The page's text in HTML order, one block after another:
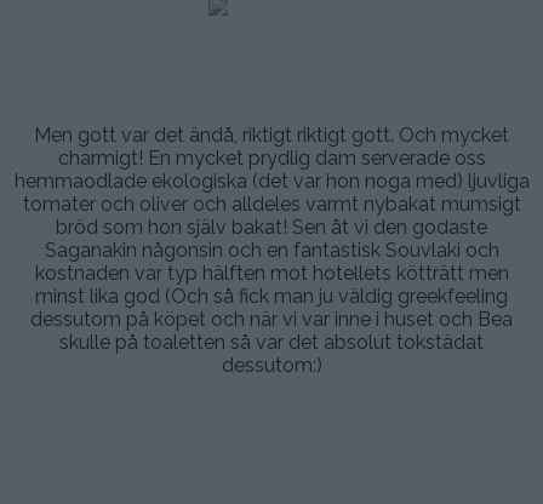
Men gott var det ändå, riktigt riktigt gott. Och mycket
charmigt! En mycket prydlig dam serverade oss
hemmaodlade ekologiska (det var hon noga med) ljuvliga
tomater och oliver och alldeles varmt nybakat mumsigt
bröd som hon själv bakat! Sen åt vi den godaste
Saganakin någonsin och en fantastisk Souvlaki och
kostnaden var typ hälften mot hotellets kötträtt men
minst lika god (Och så fick man ju väldig greekfeeling
dessutom på köpet och när vi var inne i huset och Bea
skulle på toaletten så var det absolut tokstädat
dessutom:)